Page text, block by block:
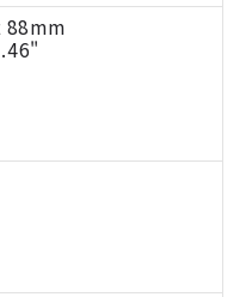
88mm